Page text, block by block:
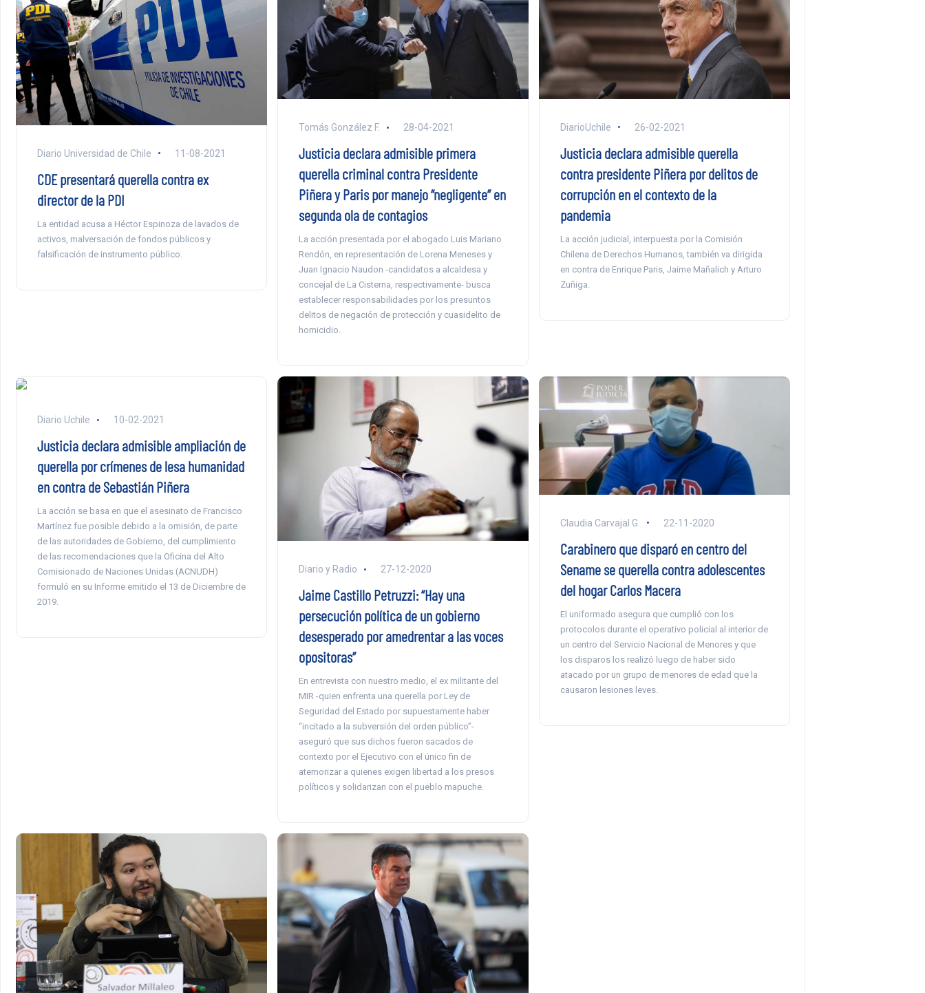
Diario Universidad de Chile 11-08-2021
CDE presentará querella contra ex
director de la PDI
La entidad acusa a Héctor Espinoza de lavados de
activos, malversación de fondos públicos y
falsificación de instrumento público.
Tomás González F. 28-04-2021
Justicia declara admisible primera
querella criminal contra Presidente
Piñera y Paris por manejo “negligente” en
segunda ola de contagios
La acción presentada por el abogado Luis Mariano
Rendón, en representación de Lorena Meneses y
Juan Ignacio Naudon -candidatos a alcaldesa y
concejal de La Cisterna, respectivamente- busca
establecer responsabilidades por los presuntos
delitos de negación de protección y cuasidelito de
homicidio.
DiarioUchile 26-02-2021
Justicia declara admisible querella
contra presidente Piñera por delitos de
corrupción en el contexto de la
pandemia
La acción judicial, interpuesta por la Comisión
Chilena de Derechos Humanos, también va dirigida
en contra de Enrique Paris, Jaime Mañalich y Arturo
Zuñiga.
Diario Uchile 10-02-2021
Justicia declara admisible ampliación de
querella por crímenes de lesa humanidad
en contra de Sebastián Piñera
La acción se basa en que el asesinato de Francisco
Martínez fue posible debido a la omisión, de parte
de las autoridades de Gobierno, del cumplimiento
de las recomendaciones que la Oficina del Alto
Comisionado de Naciones Unidas (ACNUDH)
formuló en su Informe emitido el 13 de Diciembre de
2019.
Diario y Radio 27-12-2020
Jaime Castillo Petruzzi: “Hay una
persecución política de un gobierno
desesperado por amedrentar a las voces
opositoras”
En entrevista con nuestro medio, el ex militante del
MIR -quien enfrenta una querella por Ley de
Seguridad del Estado por supuestamente haber
“incitado a la subversión del orden público”-
aseguró que sus dichos fueron sacados de
contexto por el Ejecutivo con el único fin de
atemorizar a quienes exigen libertad a los presos
políticos y solidarizan con el pueblo mapuche.
Claudia Carvajal G. 22-11-2020
Carabinero que disparó en centro del
Sename se querella contra adolescentes
del hogar Carlos Macera
El uniformado asegura que cumplió con los
protocolos durante el operativo policial al interior de
un centro del Servicio Nacional de Menores y que
los disparos los realizó luego de haber sido
atacado por un grupo de menores de edad que la
causaron lesiones leves.